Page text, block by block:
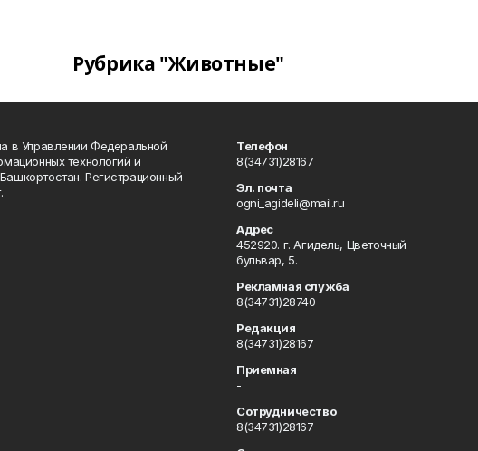
Рубрика "Животные"
в Управлении Федеральной
технологий и
Регистрационный
Телефон
8(34731)28167
Эл. почта
ogni_agideli@mail.ru
Адрес
452920. г. Агидель, Цветочный
бульвар, 5.
Рекламная служба
8(34731)28740
Редакция
8(34731)28167
Приемная
-
Сотрудничество
8(34731)28167